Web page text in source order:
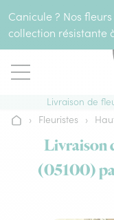
Canicule ? Nos
collection résistante
Livraison de
Accueil
› Fleuristes ›
Livraison
(05100)